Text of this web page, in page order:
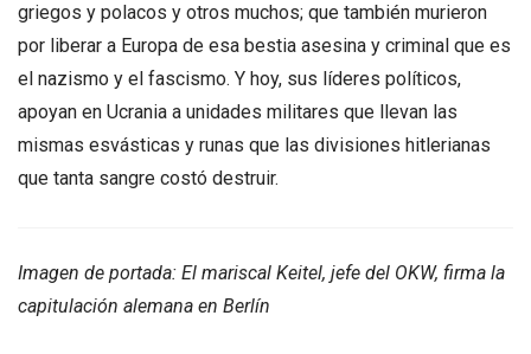
griegos y polacos y otros muchos; que también murieron
por liberar a Europa de esa bestia asesina y criminal que es
el nazismo y el fascismo. Y hoy, sus líderes políticos,
apoyan en Ucrania a unidades militares que llevan las
mismas esvásticas y runas que las divisiones hitlerianas
que tanta sangre costó destruir.
Imagen de portada: El mariscal Keitel, jefe del OKW, firma la
capitulación alemana en Berlín